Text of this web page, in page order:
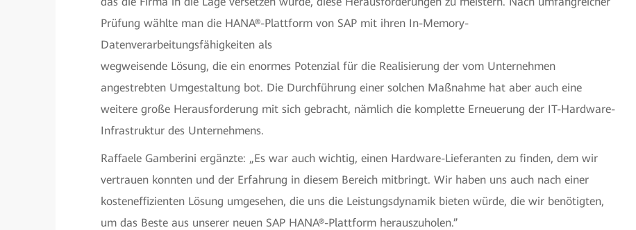
Prüfung wählte man die HANA®-Plattform von SAP mit ihren In-Memory-
Datenverarbeitungsfähigkeiten als
wegweisende Lösung, die ein enormes Potenzial für die Realisierung der vom Unternehmen
angestrebten Umgestaltung bot. Die Durchführung einer solchen Maßnahme hat aber auch eine
weitere große Herausforderung mit sich gebracht, nämlich die komplette Erneuerung der IT-Hardware-
Infrastruktur des Unternehmens.
Raffaele Gamberini ergänzte: „Es war auch wichtig, einen Hardware-Lieferanten zu finden, dem wir
vertrauen konnten und der Erfahrung in diesem Bereich mitbringt. Wir haben uns auch nach einer
kosteneffizienten Lösung umgesehen, die uns die Leistungsdynamik bieten würde, die wir benötigten,
um das Beste aus unserer neuen SAP HANA®-Plattform herauszuholen.”